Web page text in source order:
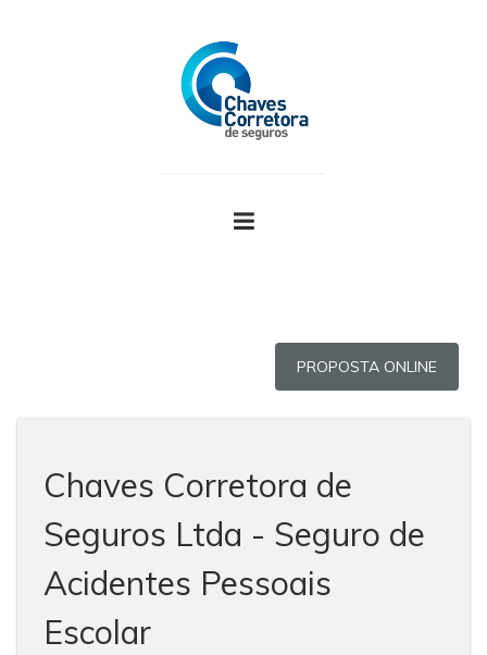
PROPOSTA ONLINE
Chaves Corretora de
Seguros Ltda - Seguro de
Acidentes Pessoais
Escolar